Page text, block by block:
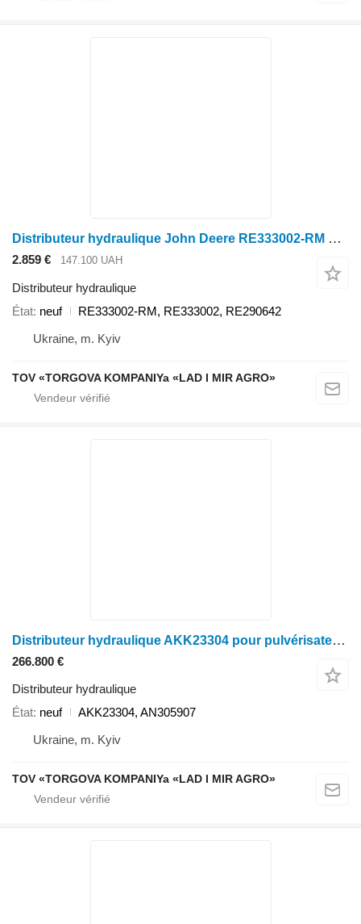
Distributeur hydraulique John Deere RE333002-RM pour tracteur à roues John Deere 8130
2.859 € 147.100 UAH
Distributeur hydraulique
État neuf
RE333002-RM, RE333002, RE290642
Ukraine, m. Kyiv
TOV «TORGOVA KOMPANIYa «LAD I MIR AGRO»
Distributeur hydraulique AKK23304 pour pulvérisateur John Deere 4630
266.800 €
Distributeur hydraulique
État neuf
AKK23304, AN305907
Ukraine, m. Kyiv
TOV «TORGOVA KOMPANIYa «LAD I MIR AGRO»